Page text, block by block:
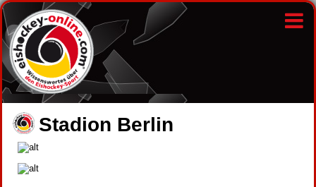
Stadion Berlin